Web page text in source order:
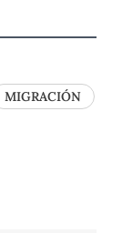
MIGRACIÓN